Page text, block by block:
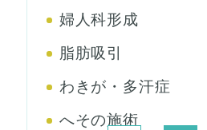
婦人科形成
脂肪吸引
わきが・多汗症
へその施術